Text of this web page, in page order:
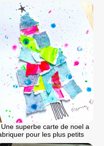
Une superbe carte de noel a
pour les plus petits